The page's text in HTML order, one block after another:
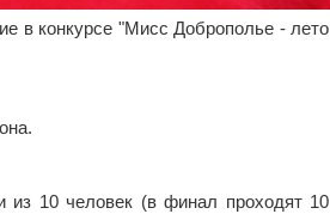
в конкурсе "Мисс Доброполье - лето
из 10 человек (в финал проходят 10